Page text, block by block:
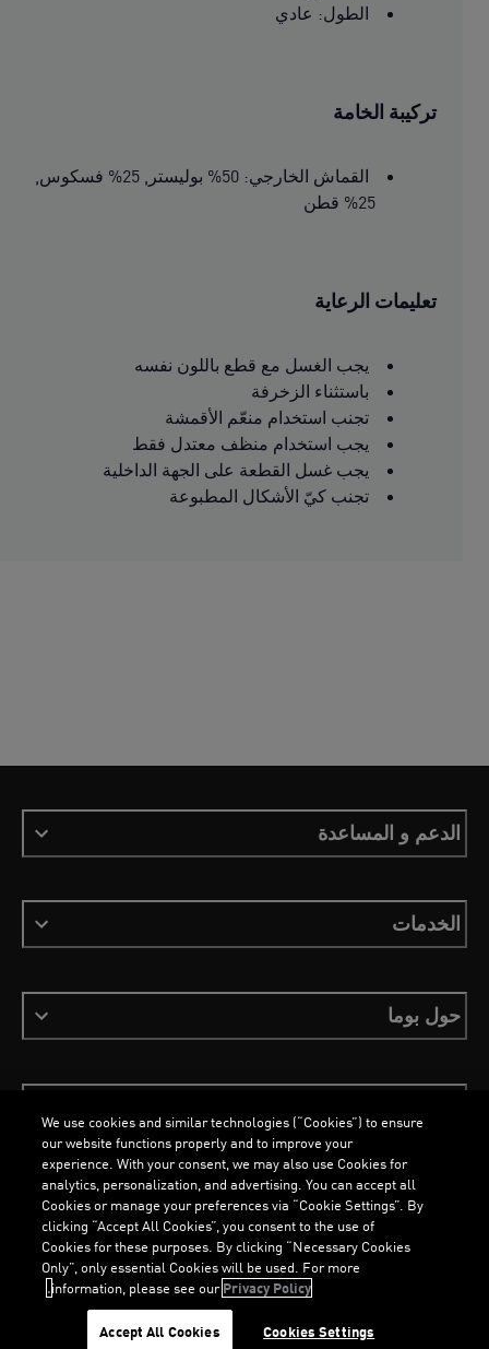
G
...
الطول: عادي
تركيبة الخامة
القماش الخارجي: 50% بوليستر, 25% فسكوس,
25% قطن
تعليمات الرعاية
يجب الغسل مع قطع باللون نفسه
باستثناء الزخرفة
تجنب استخدام منعّم الأقمشة
يجب استخدام منظف معتدل فقط
يجب غسل القطعة على الجهة الداخلية
تجنب كيّ الأشكال المطبوعة
الدعم و المساعدة
الخدمات
حول بوما
ملفات تعريف الارتباطسياسة الخصوصيةImprint
العربية
جميع الحقوق محفوظة © PUMA, 2026
We use cookies and similar technologies (“Cookies”) to ensure
our website functions properly and to improve your
experience. With your consent, we may also use Cookies for
analytics, personalization, and advertising. You can accept all
Cookies or manage your preferences via “Cookie Settings”. By
clicking “Accept All Cookies”, you consent to the use of
Cookies for these purposes. By clicking “Necessary Cookies
Only”, only essential Cookies will be used. For more
information, please see ourPrivacy Policy.
Cookies Settings
Accept All Cookies